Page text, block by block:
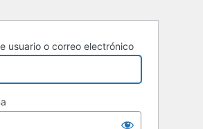
usuario o correo electrónico